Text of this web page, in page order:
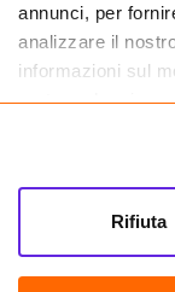
annunci, per
analizzare il
informazioni sul
partner che si
informazioni che
tuo utilizzo dei
Rifiuta
Farma.it S.a.s. P. IVA
CREDITS